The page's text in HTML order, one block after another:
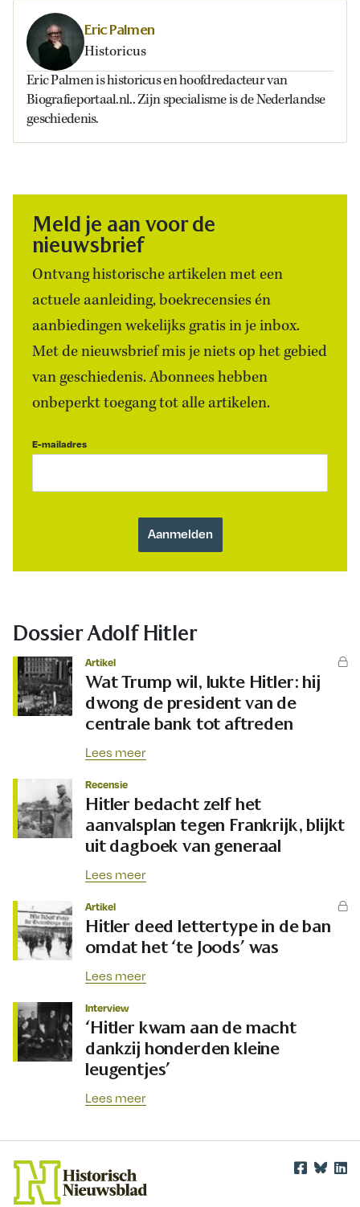
Eric Palmen
Historicus
Eric Palmen is historicus en hoofdredacteur van
Biografieportaal.nl.. Zijn specialisme is de Nederlandse
geschiedenis.
Meld je aan voor de
nieuwsbrief
Ontvang historische artikelen met een
actuele aanleiding, boekrecensies én
aanbiedingen wekelijks gratis in je inbox.
Met de nieuwsbrief mis je niets op het gebied
van geschiedenis. Abonnees hebben
onbeperkt toegang tot alle artikelen.
E-mailadres
Dossier Adolf Hitler
Artikel
Wat Trump wil, lukte Hitler: hij
dwong de president van de
centrale bank tot aftreden
Lees meer
Recensie
Hitler bedacht zelf het
aanvalsplan tegen Frankrijk, blijkt
uit dagboek van generaal
Lees meer
Artikel
Hitler deed lettertype in de ban
omdat het ‘te Joods’ was
Lees meer
Interview
‘Hitler kwam aan de macht
dankzij honderden kleine
leugentjes’
Lees meer